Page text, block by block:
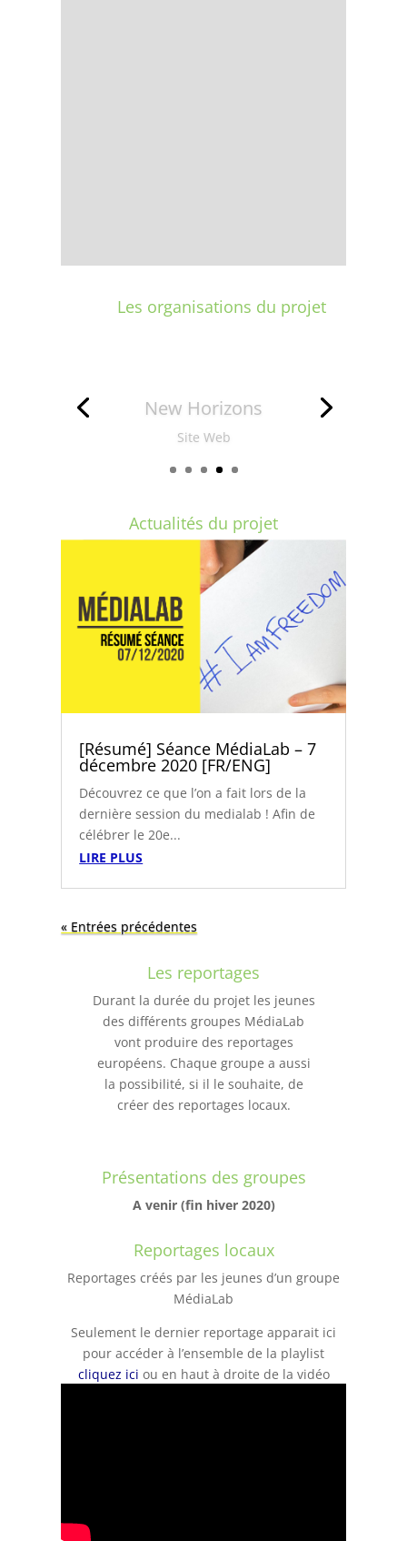
Les organisations du projet
IndieGesta
Facebook / Site Web
Actualités du projet
[Résumé] Séance MédiaLab – 7
décembre 2020 [FR/ENG]
Découvrez ce que l’on a fait lors de la
dernière session du medialab ! Afin de
célébrer le 20e...
LIRE PLUS
« Entrées précédentes
Les reportages
Durant la durée du projet les jeunes
des différents groupes MédiaLab
vont produire des reportages
européens. Chaque groupe a aussi
la possibilité, si il le souhaite, de
créer des reportages locaux.
Présentations des groupes
A venir (fin hiver 2020)
Reportages locaux
Reportages créés par les jeunes d’un groupe
MédiaLab
Seulement le dernier reportage apparait ici
pour accéder à l’ensemble de la playlist
cliquez ici ou en haut à droite de la vidéo